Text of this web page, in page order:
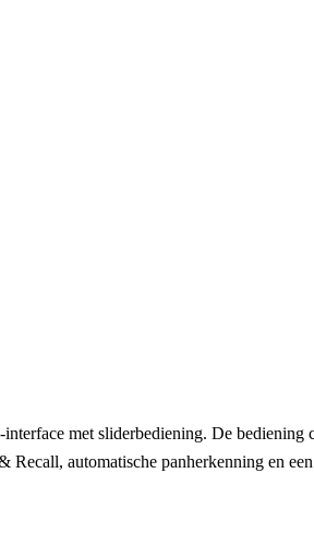
met sliderbediening. De bediening
automatische panherkenning en